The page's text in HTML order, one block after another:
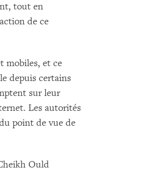
tout en
de ce
mobiles, et ce
depuis certains
sur leur
Les autorités
point de vue de
Ould